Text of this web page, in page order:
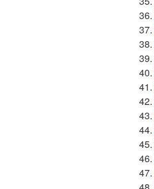
36.
37.
38.
39.
40.
41.
42.
43.
44.
45.
46.
47.